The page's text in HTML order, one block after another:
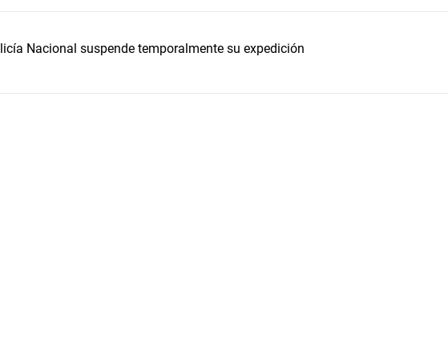
Nacional suspende temporalmente su expedición